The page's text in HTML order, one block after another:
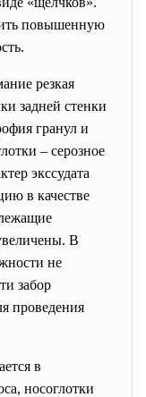
повышенную
резкая
задней стенки
гранул и
– серозное
экссудата
в качестве
В
не
забор
проведения
в
носоглотки